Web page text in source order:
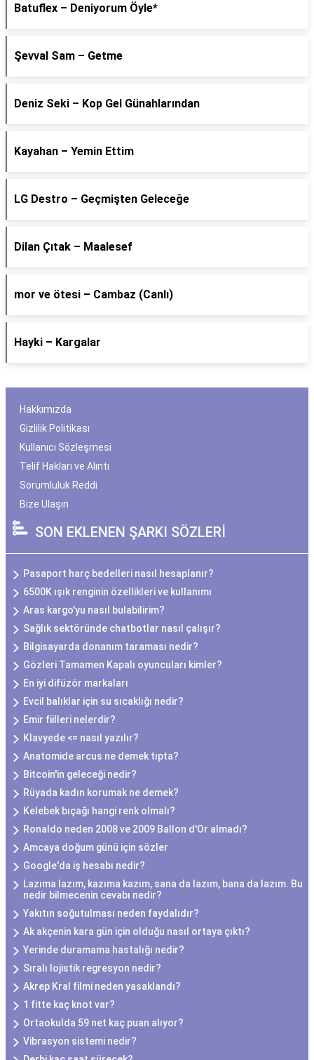
Batuflex – Deniyorum Öyle*
Şevval Sam – Getme
Deniz Seki – Kop Gel Günahlarından
Kayahan – Yemin Ettim
LG Destro – Geçmişten Geleceğe
Dilan Çıtak – Maalesef
​mor ve ötesi – Cambaz (Canlı)
Hayki – Kargalar
Hakkımızda
Gizlilik Politikası
Kullanıcı Sözleşmesi
Telif Hakları ve Alıntı
Sorumluluk Reddi
Bize Ulaşın
SON EKLENEN ŞARKI SÖZLERİ
Pasaport harç bedelleri nasıl hesaplanır?
6500K ışık renginin özellikleri ve kullanımı
Aras kargo'yu nasıl bulabilirim?
Sağlık sektöründe chatbotlar nasıl çalışır?
Bilgisayarda donanım taraması nedir?
Gözleri Tamamen Kapalı oyuncuları kimler?
En iyi difüzör markaları
Evcil balıklar için su sıcaklığı nedir?
Emir fiilleri nelerdir?
Klavyede <= nasıl yazılır?
Anatomide arcus ne demek tıpta?
Bitcoin'in geleceği nedir?
Rüyada kadın korumak ne demek?
Kelebek bıçağı hangi renk olmalı?
Ronaldo neden 2008 ve 2009 Ballon d'Or almadı?
Amcaya doğum günü için sözler
Google'da iş hesabı nedir?
Lazıma lazım, kazıma kazım, sana da lazım, bana da lazım. Bu
nedir bilmecenin cevabı nedir?
Yakıtın soğutulması neden faydalıdır?
Ak akçenin kara gün için olduğu nasıl ortaya çıktı?
Yerinde duramama hastalığı nedir?
Sıralı lojistik regresyon nedir?
Akrep Kral filmi neden yasaklandı?
1 fitte kaç knot var?
Ortaokulda 59 net kaç puan alıyor?
Vibrasyon sistemi nedir?